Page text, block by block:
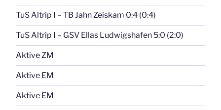
TuS Altrip I – TB Jahn Zeiskam 0:4 (0:4)
TuS Altrip I – GSV Ellas Ludwigshafen 5:0 (2:0)
Aktive ZM
Aktive EM
Aktive EM